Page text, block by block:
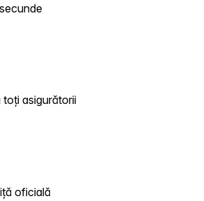
toți asigurătorii
oficială